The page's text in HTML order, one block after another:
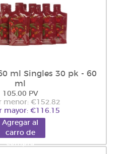
ml Singles 30 pk - 60
ml
105.00 PV
menor: €152.82
mayor: €116.15
Agregar al
carro de
compra